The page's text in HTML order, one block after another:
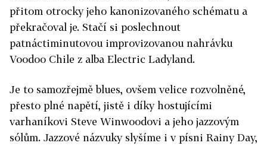
přitom otrocky jeho kanonizovaného schématu a
překračoval je. Stačí si poslechnout
patnáctiminutovou improvizovanou nahrávku
Voodoo Chile z alba Electric Ladyland.
Je to samozřejmě blues, ovšem velice rozvolněné,
přesto plné napětí, jistě i díky hostujícími
varhaníkovi Steve Winwoodovi a jeho jazzovým
sólům. Jazzové názvuky slyšíme i v písni Rainy Day,